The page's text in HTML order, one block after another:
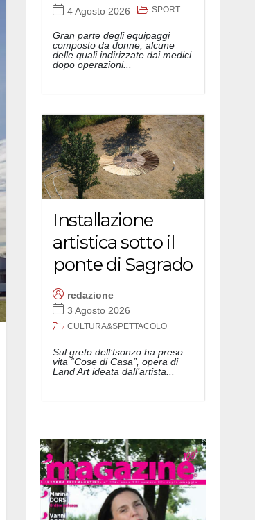
4 Agosto 2026
SPORT
Gran parte degli equipaggi
composto da donne, alcune
delle quali indirizzate dai medici
dopo operazioni...
Installazione
artistica sotto il
ponte di Sagrado
redazione
3 Agosto 2026
CULTURA&SPETTACOLO
Sul greto dell’Isonzo ha preso
vita “Cose di Casa”, opera di
Land Art ideata dall’artista...